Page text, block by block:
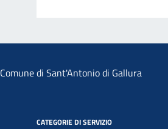
Comune di Sant'Antonio di Gallura
CATEGORIE DI SERVIZIO